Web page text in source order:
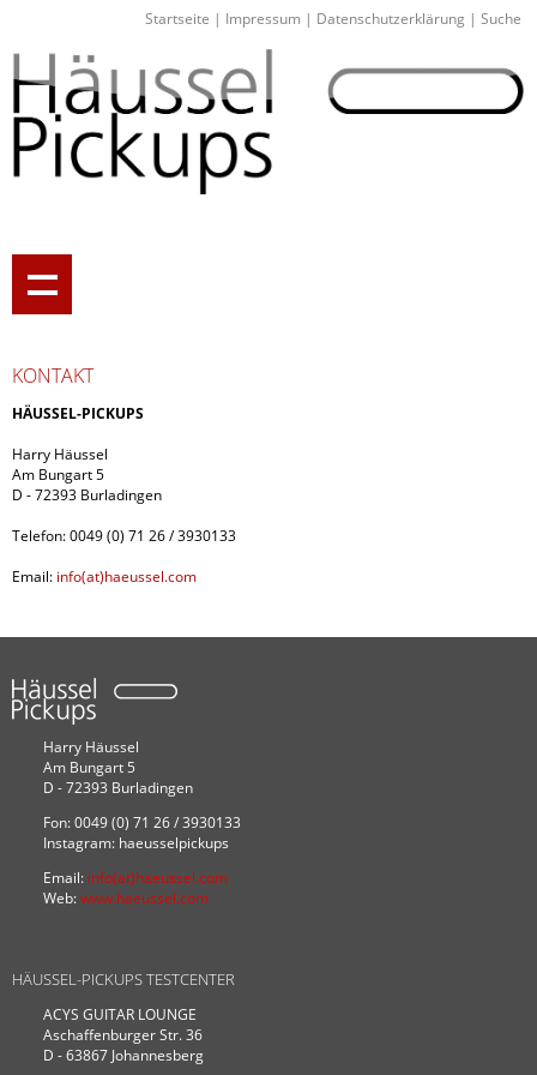
Startseite | Impressum | Datenschutzerklärung | Suche
KONTAKT
HÄUSSEL-PICKUPS
Harry Häussel
Am Bungart 5
D - 72393 Burladingen
Telefon: 0049 (0) 71 26 / 3930133
Email: info(at)haeussel.com
Harry Häussel
Am Bungart 5
D - 72393 Burladingen
Fon: 0049 (0) 71 26 / 3930133
Instagram: haeusselpickups
Email: info(at)haeussel.com
Web:www.haeussel.com
HÄUSSEL-PICKUPS TESTCENTER
ACYS GUITAR LOUNGE
Aschaffenburger Str. 36
D - 63867 Johannesberg